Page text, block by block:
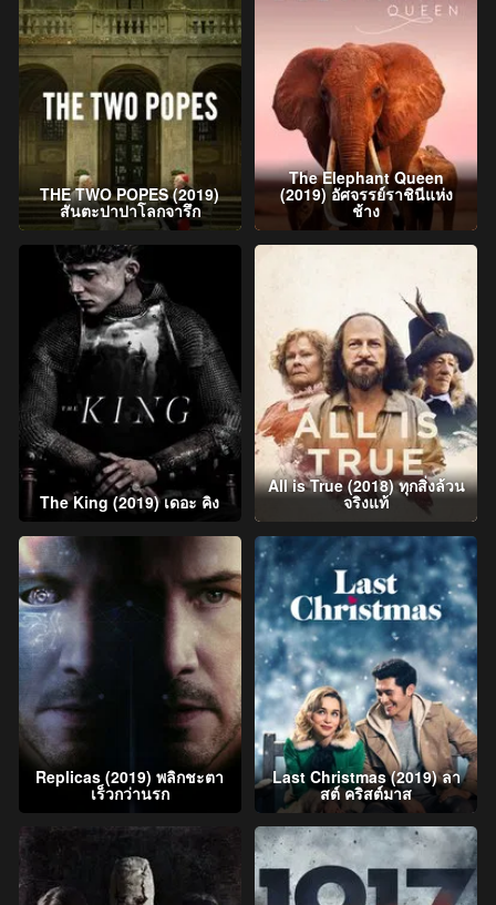
THE TWO POPES (2019)
สันตะปาปาโลกจารึก
The Elephant Queen
(2019) อัศจรรย์ราชินีแห่ง
ช้าง
The King (2019) เดอะ คิง
All is True (2018) ทุกสิ่งล้วน
จริงแท้
Replicas (2019) พลิกชะตา
เร็วกว่านรก
Last Christmas (2019) ลา
สต์ คริสต์มาส